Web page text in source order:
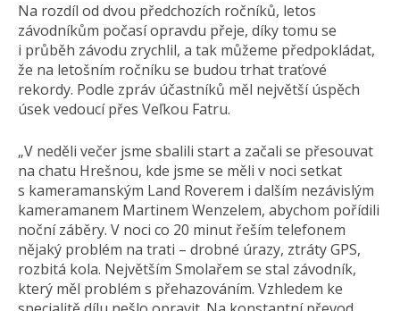
Na rozdíl od dvou předchozích ročníků, letos
závodníkům počasí opravdu přeje, díky tomu se
i průběh závodu zrychlil, a tak můžeme předpokládat,
že na letošním ročníku se budou trhat traťové
rekordy. Podle zpráv účastníků měl největší úspěch
úsek vedoucí přes Veľkou Fatru.
„V neděli večer jsme sbalili start a začali se přesouvat
na chatu Hrešnou, kde jsme se měli v noci setkat
s kameramanským Land Roverem i dalším nezávislým
kameramanem Martinem Wenzelem, abychom pořídili
noční záběry. V noci co 20 minut řeším telefonem
nějaký problém na trati – drobné úrazy, ztráty GPS,
rozbitá kola. Největším Smolařem se stal závodník,
který měl problém s přehazováním. Vzhledem ke